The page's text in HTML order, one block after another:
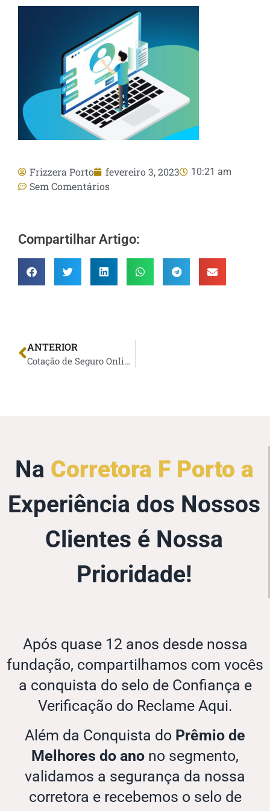
Frizzera Porto fevereiro 3, 2023 10:21 am
Sem Comentários
Compartilhar Artigo:
ANTERIOR
Cotação de Seguro Online
Na Corretora F Porto a
Experiência dos Nossos
Clientes é Nossa
Prioridade!
Após quase 12 anos desde nossa
fundação, compartilhamos com vocês
a conquista do selo de Confiança e
Verificação do Reclame Aqui.
Além da Conquista do Prêmio de
Melhores do ano no segmento,
validamos a segurança da nossa
corretora e recebemos o selo de